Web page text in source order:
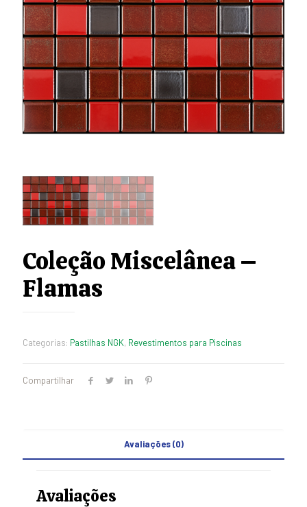
Coleção Miscelânea –
Flamas
Categorias: Pastilhas NGK, Revestimentos para Piscinas
Compartilhar
Avaliações (0)
Avaliações